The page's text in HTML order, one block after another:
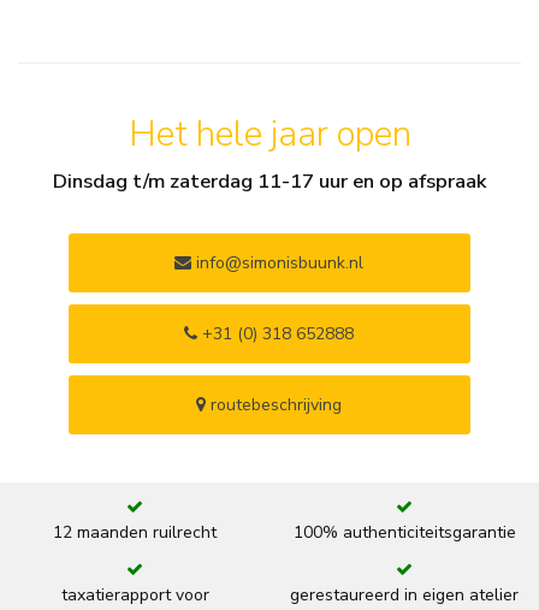
Het hele jaar open
Dinsdag t/m zaterdag 11-17 uur en op afspraak
info@simonisbuunk.nl
+31 (0) 318 652888
routebeschrijving
12 maanden ruilrecht 100% authenticiteitsgarantie
taxatierapport voor
gerestaureerd in eigen atelier